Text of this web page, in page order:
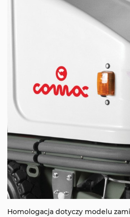
Homologacja dotyczy modelu